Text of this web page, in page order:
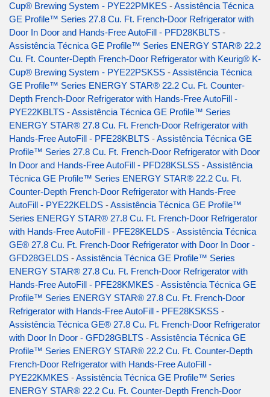
Cup® Brewing System - PYE22PMKES -Assistência Técnica
GE Profile™ Series 27.8 Cu. Ft. French-Door Refrigerator with
Door In Door and Hands-Free AutoFill - PFD28KBLTS -
Assistência Técnica GE Profile™ Series ENERGY STAR® 22.2
Cu. Ft. Counter-Depth French-Door Refrigerator with Keurig® K-
Cup® Brewing System - PYE22PSKSS -Assistência Técnica
GE Profile™ Series ENERGY STAR® 22.2 Cu. Ft. Counter-
Depth French-Door Refrigerator with Hands-Free AutoFill -
PYE22KBLTS -Assistência Técnica GE Profile™ Series
ENERGY STAR® 27.8 Cu. Ft. French-Door Refrigerator with
Hands-Free AutoFill - PFE28KBLTS -Assistência Técnica GE
Profile™ Series 27.8 Cu. Ft. French-Door Refrigerator with Door
In Door and Hands-Free AutoFill - PFD28KSLSS -Assistência
Técnica GE Profile™ Series ENERGY STAR® 22.2 Cu. Ft.
Counter-Depth French-Door Refrigerator with Hands-Free
AutoFill - PYE22KELDS -Assistência Técnica GE Profile™
Series ENERGY STAR® 27.8 Cu. Ft. French-Door Refrigerator
with Hands-Free AutoFill - PFE28KELDS -Assistência Técnica
GE® 27.8 Cu. Ft. French-Door Refrigerator with Door In Door -
GFD28GELDS -Assistência Técnica GE Profile™ Series
ENERGY STAR® 27.8 Cu. Ft. French-Door Refrigerator with
Hands-Free AutoFill - PFE28KMKES -Assistência Técnica GE
Profile™ Series ENERGY STAR® 27.8 Cu. Ft. French-Door
Refrigerator with Hands-Free AutoFill - PFE28KSKSS -
Assistência Técnica GE® 27.8 Cu. Ft. French-Door Refrigerator
with Door In Door - GFD28GBLTS -Assistência Técnica GE
Profile™ Series ENERGY STAR® 22.2 Cu. Ft. Counter-Depth
French-Door Refrigerator with Hands-Free AutoFill -
PYE22KMKES -Assistência Técnica GE Profile™ Series
ENERGY STAR® 22.2 Cu. Ft. Counter-Depth French-Door